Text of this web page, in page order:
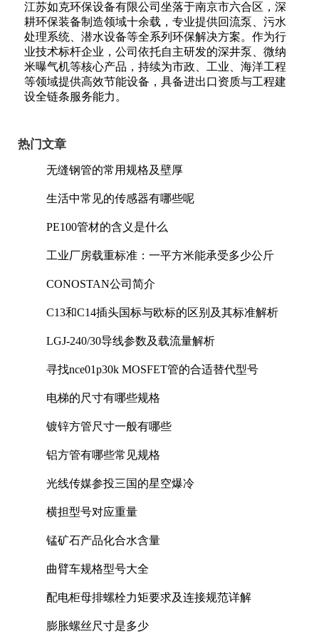
江苏如克环保设备有限公司坐落于南京市六合区，深
耕环保装备制造领域十余载，专业提供回流泵、污水
处理系统、潜水设备等全系列环保解决方案。作为行
业技术标杆企业，公司依托自主研发的深井泵、微纳
米曝气机等核心产品，持续为市政、工业、海洋工程
等领域提供高效节能设备，具备进出口资质与工程建
设全链条服务能力。
热门文章
无缝钢管的常用规格及壁厚
生活中常见的传感器有哪些呢
PE100管材的含义是什么
工业厂房载重标准：一平方米能承受多少公斤
CONOSTAN公司简介
C13和C14插头国标与欧标的区别及其标准解析
LGJ-240/30导线参数及载流量解析
寻找nce01p30k MOSFET管的合适替代型号
电梯的尺寸有哪些规格
镀锌方管尺寸一般有哪些
铝方管有哪些常见规格
光线传媒参投三国的星空爆冷
横担型号对应重量
锰矿石产品化合水含量
曲臂车规格型号大全
配电柜母排螺栓力矩要求及连接规范详解
膨胀螺丝尺寸是多少